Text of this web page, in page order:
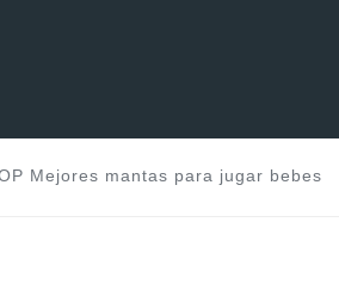
Mejores mantas para jugar bebes